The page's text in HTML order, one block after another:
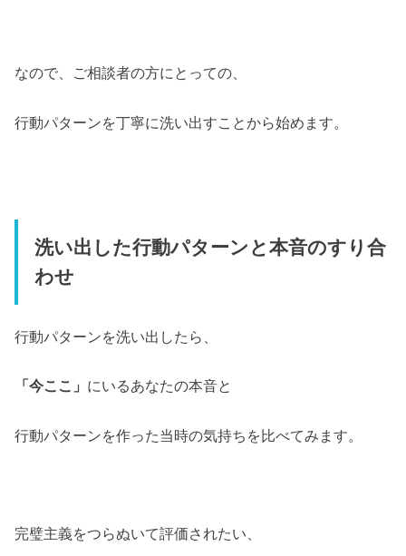
なので、ご相談者の方にとっての、
行動パターンを丁寧に洗い出すことから始めます。
洗い出した行動パターンと本音のすり合
わせ
行動パターンを洗い出したら、
「今ここ」 にいるあなたの本音と
行動パターンを作った当時の気持ちを比べてみます。
完璧主義をつらぬいて評価されたい、